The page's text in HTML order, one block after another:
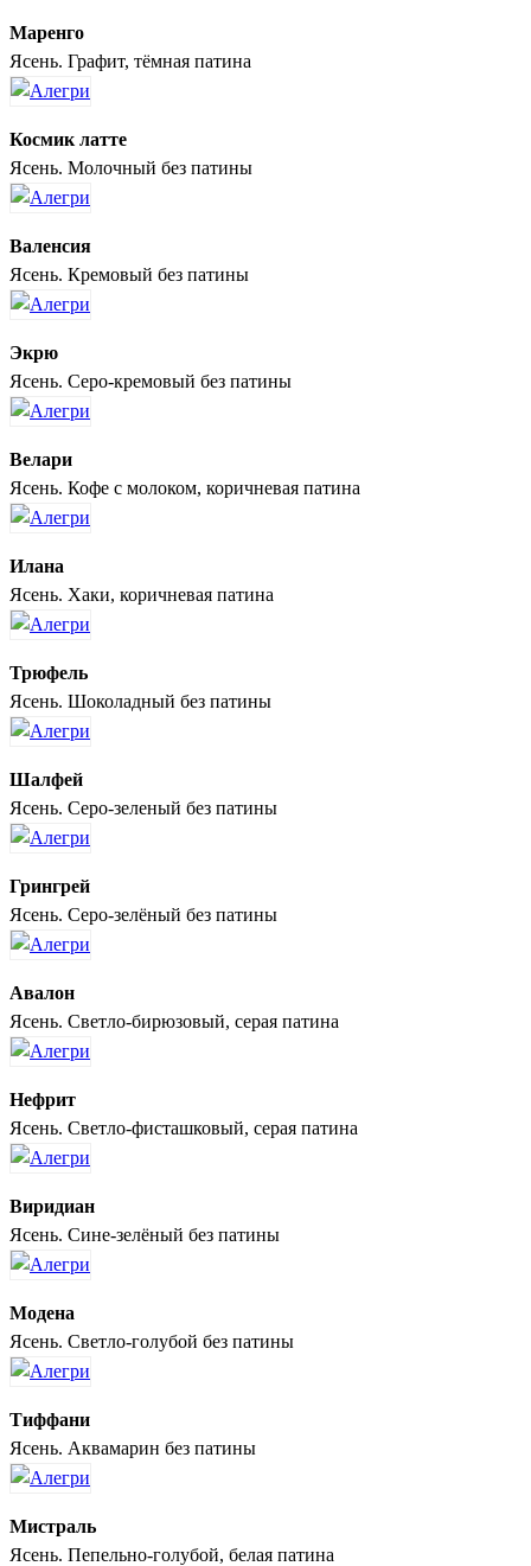
Маренго
Ясень. Графит, тёмная патина
Космик латте
Ясень. Молочный без патины
Валенсия
Ясень. Кремовый без патины
Экрю
Ясень. Серо-кремовый без патины
Велари
Ясень. Кофе с молоком, коричневая патина
Илана
Ясень. Хаки, коричневая патина
Трюфель
Ясень. Шоколадный без патины
Шалфей
Ясень. Серо-зеленый без патины
Грингрей
Ясень. Серо-зелёный без патины
Авалон
Ясень. Светло-бирюзовый, серая патина
Нефрит
Ясень. Светло-фисташковый, серая патина
Виридиан
Ясень. Сине-зелёный без патины
Модена
Ясень. Светло-голубой без патины
Тиффани
Ясень. Аквамарин без патины
Мистраль
Ясень. Пепельно-голубой, белая патина